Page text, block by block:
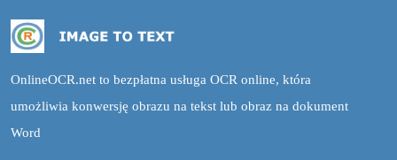
OnlineOCR.net to bezpłatna usługa OCR online, która
umożliwia konwersję obrazu na tekst lub obraz na dokument
Word